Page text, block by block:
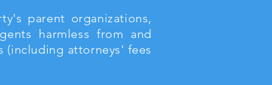
parent organizations,
harmless from and
(including attorneys' fees